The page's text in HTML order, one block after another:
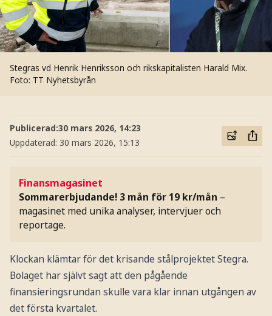
Stegras vd Henrik Henriksson och rikskapitalisten Harald Mix.
Foto: TT Nyhetsbyrån
Publicerad:30 mars 2026, 14:23
Uppdaterad: 30 mars 2026, 15:13
Finansmagasinet
Sommarerbjudande! 3 mån för 19 kr/mån –
magasinet med unika analyser, intervjuer och
reportage.
Klockan klämtar för det krisande stålprojektet Stegra.
Bolaget har självt sagt att den pågående
finansieringsrundan skulle vara klar innan utgången av
det första kvartalet.